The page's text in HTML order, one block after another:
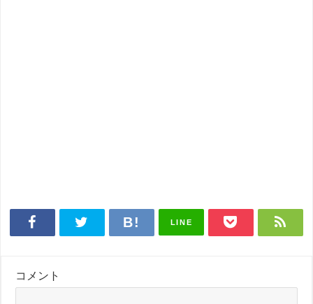
LINE
コメント